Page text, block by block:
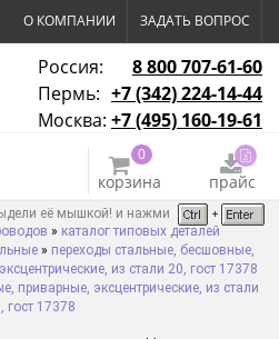
О КОМПАНИИ ЗАДАТЬ ВОПРОС
Россия:
8 800 707-61-60
Пермь: +7 (342) 224-14-44
Москва: +7 (495) 160-19-61
0
корзина прайс
её мышкой! и нажми
» каталог типовых деталей
» переходы стальные, бесшовные,
из стали 20, гост 17378
приварные, эксцентрические, из стали
гост 17378